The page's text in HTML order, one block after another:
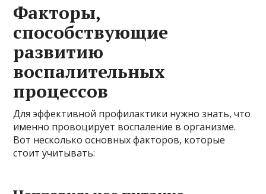
Факторы,
способствующие
развитию
воспалительных
процессов
Для эффективной профилактики нужно знать, что
именно провоцирует воспаление в организме.
Вот несколько основных факторов, которые
стоит учитывать: